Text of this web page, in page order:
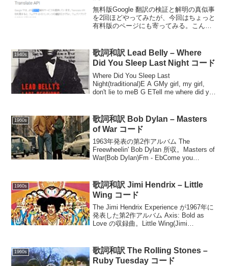
無料版Google 翻訳の検証と解明の真似事
を2回ほどやってみたが、今回はちょっと
有料版のページにも寄ってみる。こんな
牢な有料サービスも提供してい...
1940s
歌詞和訳 Lead Belly – Where
Did You Sleep Last Night コード
Where Did You Sleep Last
Night(traditional)E A GMy girl, my girl,
don't lie to meB G ETell me where did you
1960s
歌詞和訳 Bob Dylan – Masters
of War コード
1963年発表の第2作アルバム The
Freewheelin' Bob Dylan 所収。Masters of
War(Bob Dylan)Fm - EbCome you
1960s
歌詞和訳 Jimi Hendrix – Little
Wing コード
The Jimi Hendrix Experience が1967年に
発表した第2作アルバム Axis: Bold as
Love の収録曲。Little Wing(Jimi
1960s
歌詞和訳 The Rolling Stones –
Ruby Tuesday コード